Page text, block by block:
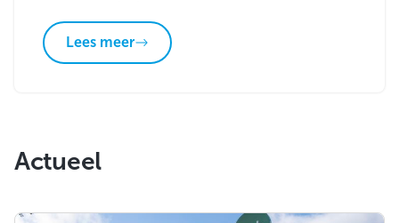
Lees meer
Actueel